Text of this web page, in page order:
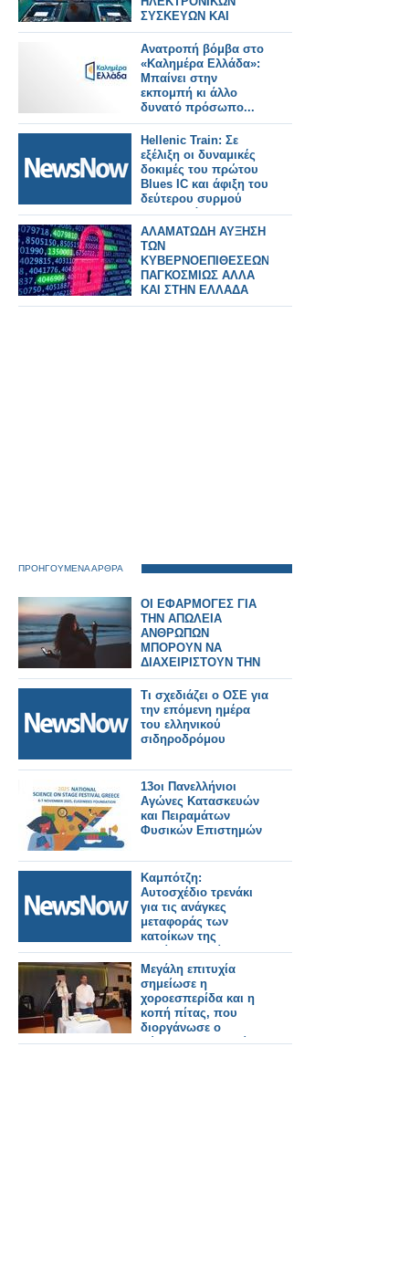
ΣΥΣΚΕΥΩΝ ΚΑΙ
SPARTPHONES ΣΤΗΝ
ΕΛΛΑΔΑ
Ανατροπή βόμβα στο
«Καλημέρα Ελλάδα»:
Μπαίνει στην
εκπομπή κι άλλο
δυνατό πρόσωπο...
Hellenic Train: Σε
εξέλιξη οι δυναμικές
δοκιμές του πρώτου
Blues IC και άφιξη του
δεύτερου συρμού
στην Ελλάδα.
ΑΛΑΜΑΤΩΔΗ ΑΥΞΗΣΗ
ΤΩΝ
ΚΥΒΕΡΝΟΕΠΙΘΕΣΕΩΝ
ΠΑΓΚΟΣΜΙΩΣ ΑΛΛΑ
ΚΑΙ ΣΤΗΝ ΕΛΛΑΔΑ
ΠΡΟΗΓΟΥΜΕΝΑ ΑΡΘΡΑ
ΟΙ ΕΦΑΡΜΟΓΕΣ ΓΙΑ
ΤΗΝ ΑΠΩΛΕΙΑ
ΑΝΘΡΩΠΩΝ
ΜΠΟΡΟΥΝ ΝΑ
ΔΙΑΧΕΙΡΙΣΤΟΥΝ ΤΗΝ
ΘΛΙΨΗ ΜΑΣ;
Τι σχεδιάζει ο ΟΣΕ για
την επόμενη ημέρα
του ελληνικού
σιδηροδρόμου
13οι Πανελλήνιοι
Αγώνες Κατασκευών
και Πειραμάτων
Φυσικών Επιστημών
Καμπότζη:
Αυτοσχέδιο τρενάκι
για τις ανάγκες
μεταφοράς των
κατοίκων της
υπαίθρου. Δείτε το
βίντεο
Μεγάλη επιτυχία
σημείωσε η
χοροεσπερίδα και η
κοπή πίτας, που
διοργάνωσε ο
σύλλογος Μπαμπίνης